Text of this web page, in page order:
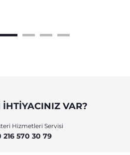
IHTIYACINIZ VAR?
Hizmetleri Servisi
216 570 30 79